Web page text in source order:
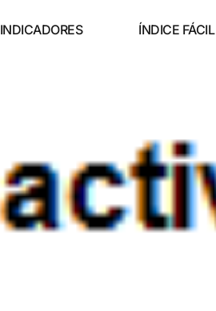
INDICADORES ÍNDICE FÁCIL